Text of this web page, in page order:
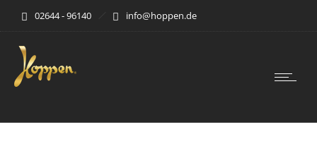
02644 - 96140 info@hoppen.de